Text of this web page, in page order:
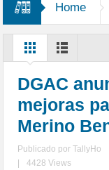
Home
Aeropuertos
DGAC
mejoras
Merino
Publicado porTallyHo
4428 Views